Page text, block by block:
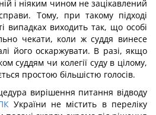
і ніяким чином не зацікавлений
Тому, при такому підході
випадках виходить так, що особі
чекати, коли ж суддя винесе
його оскаржувати. В разі, якщо
суддям чи колегії суду в цілому,
простою більшістю голосів.
вирішення питання відводу
України не містить в переліку